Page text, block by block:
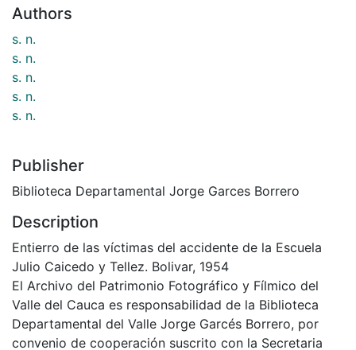
Authors
s. n.
s. n.
s. n.
s. n.
s. n.
Publisher
Biblioteca Departamental Jorge Garces Borrero
Description
Entierro de las víctimas del accidente de la Escuela
Julio Caicedo y Tellez. Bolivar, 1954
El Archivo del Patrimonio Fotográfico y Fílmico del
Valle del Cauca es responsabilidad de la Biblioteca
Departamental del Valle Jorge Garcés Borrero, por
convenio de cooperación suscrito con la Secretaria